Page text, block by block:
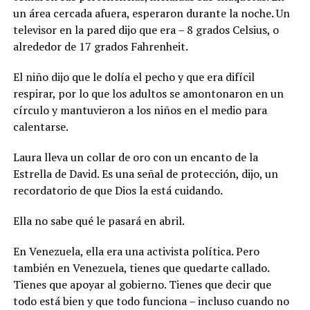
un área cercada afuera, esperaron durante la noche. Un
televisor en la pared dijo que era – 8 grados Celsius, o
alrededor de 17 grados Fahrenheit.
El niño dijo que le dolía el pecho y que era difícil
respirar, por lo que los adultos se amontonaron en un
círculo y mantuvieron a los niños en el medio para
calentarse.
Laura lleva un collar de oro con un encanto de la
Estrella de David. Es una señal de protección, dijo, un
recordatorio de que Dios la está cuidando.
Ella no sabe qué le pasará en abril.
En Venezuela, ella era una activista política. Pero
también en Venezuela, tienes que quedarte callado.
Tienes que apoyar al gobierno. Tienes que decir que
todo está bien y que todo funciona – incluso cuando no